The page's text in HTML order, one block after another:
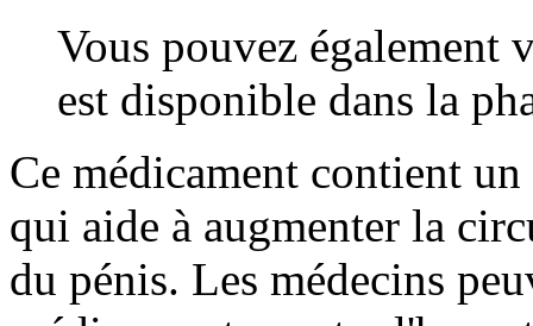
Vous pouvez également
est disponible dans la
Ce médicament contient
qui aide à augmenter la
du pénis. Les médecins